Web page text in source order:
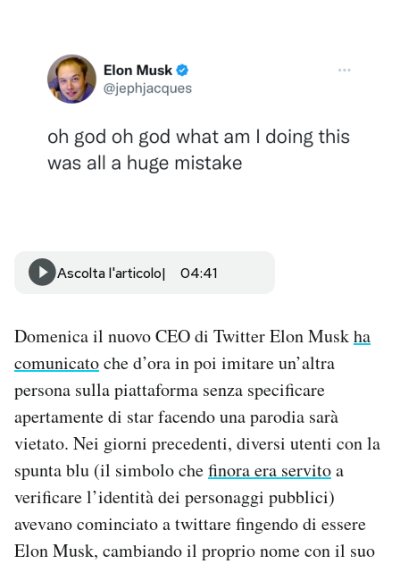
PODCAST
AREA PERSONALE
Area Personale
Newsletter
Notifiche mobile
Regala il Post
Hai bisogno di aiuto?
Ascolta l'articolo 04:41
Domenica il nuovo CEO di Twitter Elon Muskha
comunicatoche d’ora in poi imitare un’altra
persona sulla piattaforma senza specificare
apertamente di star facendo una parodia sarà
vietato. Nei giorni precedenti, diversi utenti con la
spunta blu (il simbolo chefinora era servitoa
verificare l’identità dei personaggi pubblici)
avevano cominciato a twittare fingendo di essere
Elon Musk, cambiando il proprio nome con il suo